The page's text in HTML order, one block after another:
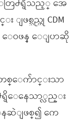
တြ႕ရွိသည့္ အေ
ဖစ္သည္ဟု CDM
ေဝဖန္ ေျပာဆို
စ္ေက်ာင္းသာ
ရွိေနေသာ္လည္း
နဆဲျဖစ္၍ ကေ